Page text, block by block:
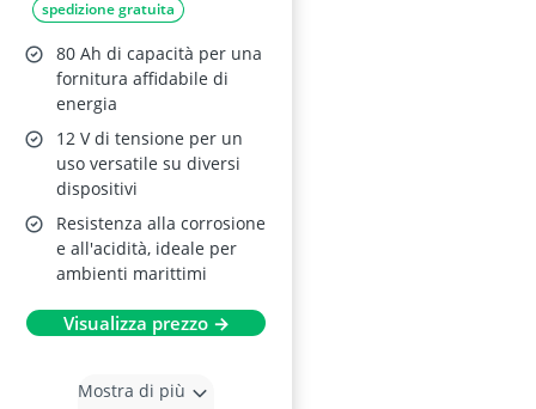
spedizione gratuita
80 Ah di capacità per una
fornitura affidabile di
energia
12 V di tensione per un
uso versatile su diversi
dispositivi
Resistenza alla corrosione
e all'acidità, ideale per
ambienti marittimi
Visualizza prezzo →
Mostra di più